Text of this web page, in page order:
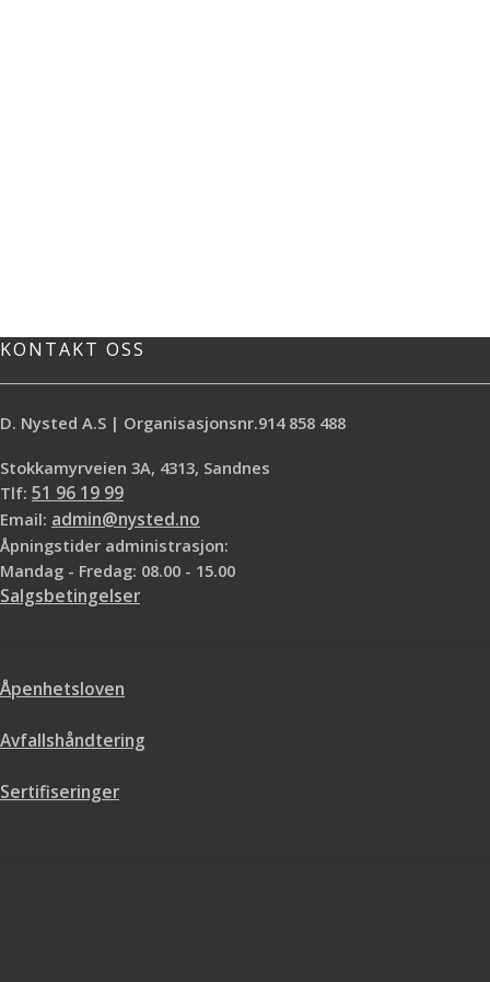
KONTAKT OSS
D. Nysted A.S | Organisasjonsnr.914 858 488
Stokkamyrveien 3A, 4313, Sandnes
Tlf: 51 96 19 99
Email: admin@nysted.no
Åpningstider administrasjon:
Mandag - Fredag: 08.00 - 15.00
Salgsbetingelser
Åpenhetsloven
Avfallshåndtering
Sertifiseringer